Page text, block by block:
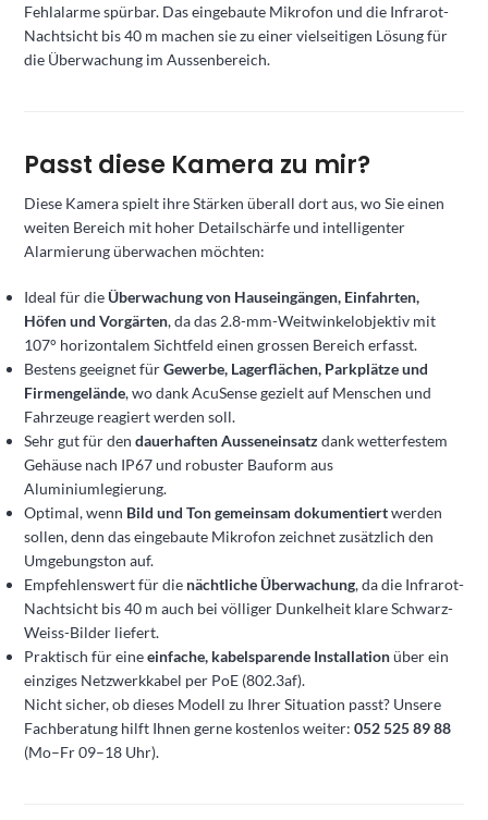
Fehlalarme spürbar. Das eingebaute Mikrofon und die Infrarot-
Nachtsicht bis 40 m machen sie zu einer vielseitigen Lösung für
die Überwachung im Aussenbereich.
Passt diese Kamera zu mir?
Diese Kamera spielt ihre Stärken überall dort aus, wo Sie einen
weiten Bereich mit hoher Detailschärfe und intelligenter
Alarmierung überwachen möchten:
Ideal für die Überwachung von Hauseingängen, Einfahrten,
Höfen und Vorgärten, da das 2.8-mm-Weitwinkelobjektiv mit
107° horizontalem Sichtfeld einen grossen Bereich erfasst.
Bestens geeignet fürGewerbe, Lagerflächen, Parkplätze und
Firmengelände, wo dank AcuSense gezielt auf Menschen und
Fahrzeuge reagiert werden soll.
Sehr gut für den dauerhaften Ausseneinsatzdank wetterfestem
Gehäuse nach IP67 und robuster Bauform aus
Aluminiumlegierung.
Optimal, wenn Bild und Ton gemeinsam dokumentiertwerden
sollen, denn das eingebaute Mikrofon zeichnet zusätzlich den
Umgebungston auf.
Empfehlenswert für die nächtliche Überwachung, da die Infrarot-
Nachtsicht bis 40 m auch bei völliger Dunkelheit klare Schwarz-
Weiss-Bilder liefert.
Praktisch für eineeinfache, kabelsparende Installationüber ein
einziges Netzwerkkabel per PoE (802.3af).
Nicht sicher, ob dieses Modell zu Ihrer Situation passt? Unsere
Fachberatung hilft Ihnen gerne kostenlos weiter: 052 525 89 88
(Mo–Fr 09–18 Uhr).